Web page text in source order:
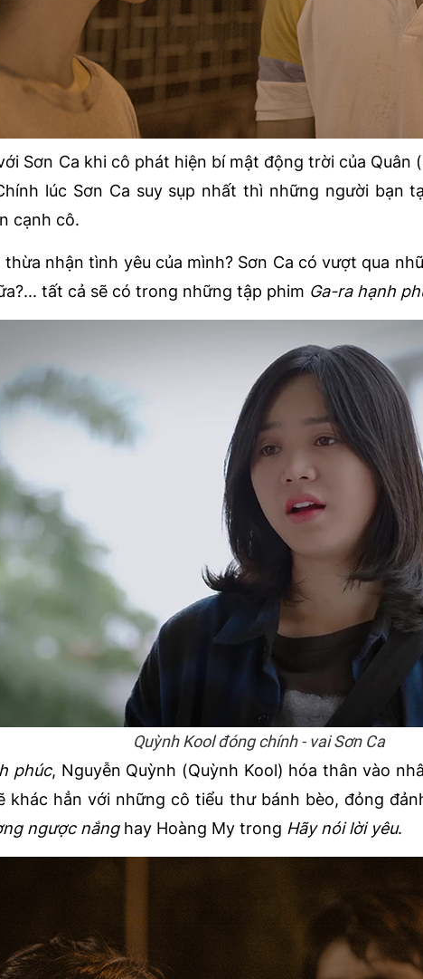
Sơn Ca khi cô phát hiện bí mật động trời của
lúc Sơn Ca suy sụp nhất thì những người bạn
cạnh cô.
thừa nhận tình yêu của mình? Sơn Ca có vượt qua
tất cả sẽ có trong những tập phim Ga-ra hạnh
Quỳnh Kool đóng chính - vai Sơn Ca
phúc, Nguyễn Quỳnh (Quỳnh Kool) hóa thân vào
khác hẳn với những cô tiểu thư bánh bèo, đỏng
ngược nắng hay Hoàng My trong Hãy nói lời yêu.